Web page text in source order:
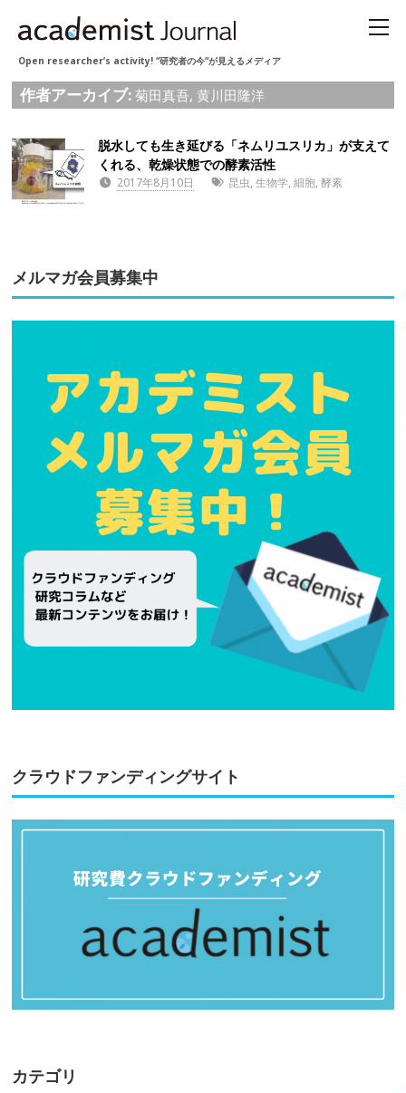
Open researcher’s activity! “研究者の今“が見えるメディア
作者アーカイブ: 菊田真吾, 黄川田隆洋
脱水しても生き延びる「ネムリユスリカ」が支えて
くれる、乾燥状態での酵素活性
2017年8月10日 昆虫,生物学,細胞,酵素
メルマガ会員募集中
クラウドファンディングサイト
カテゴリ